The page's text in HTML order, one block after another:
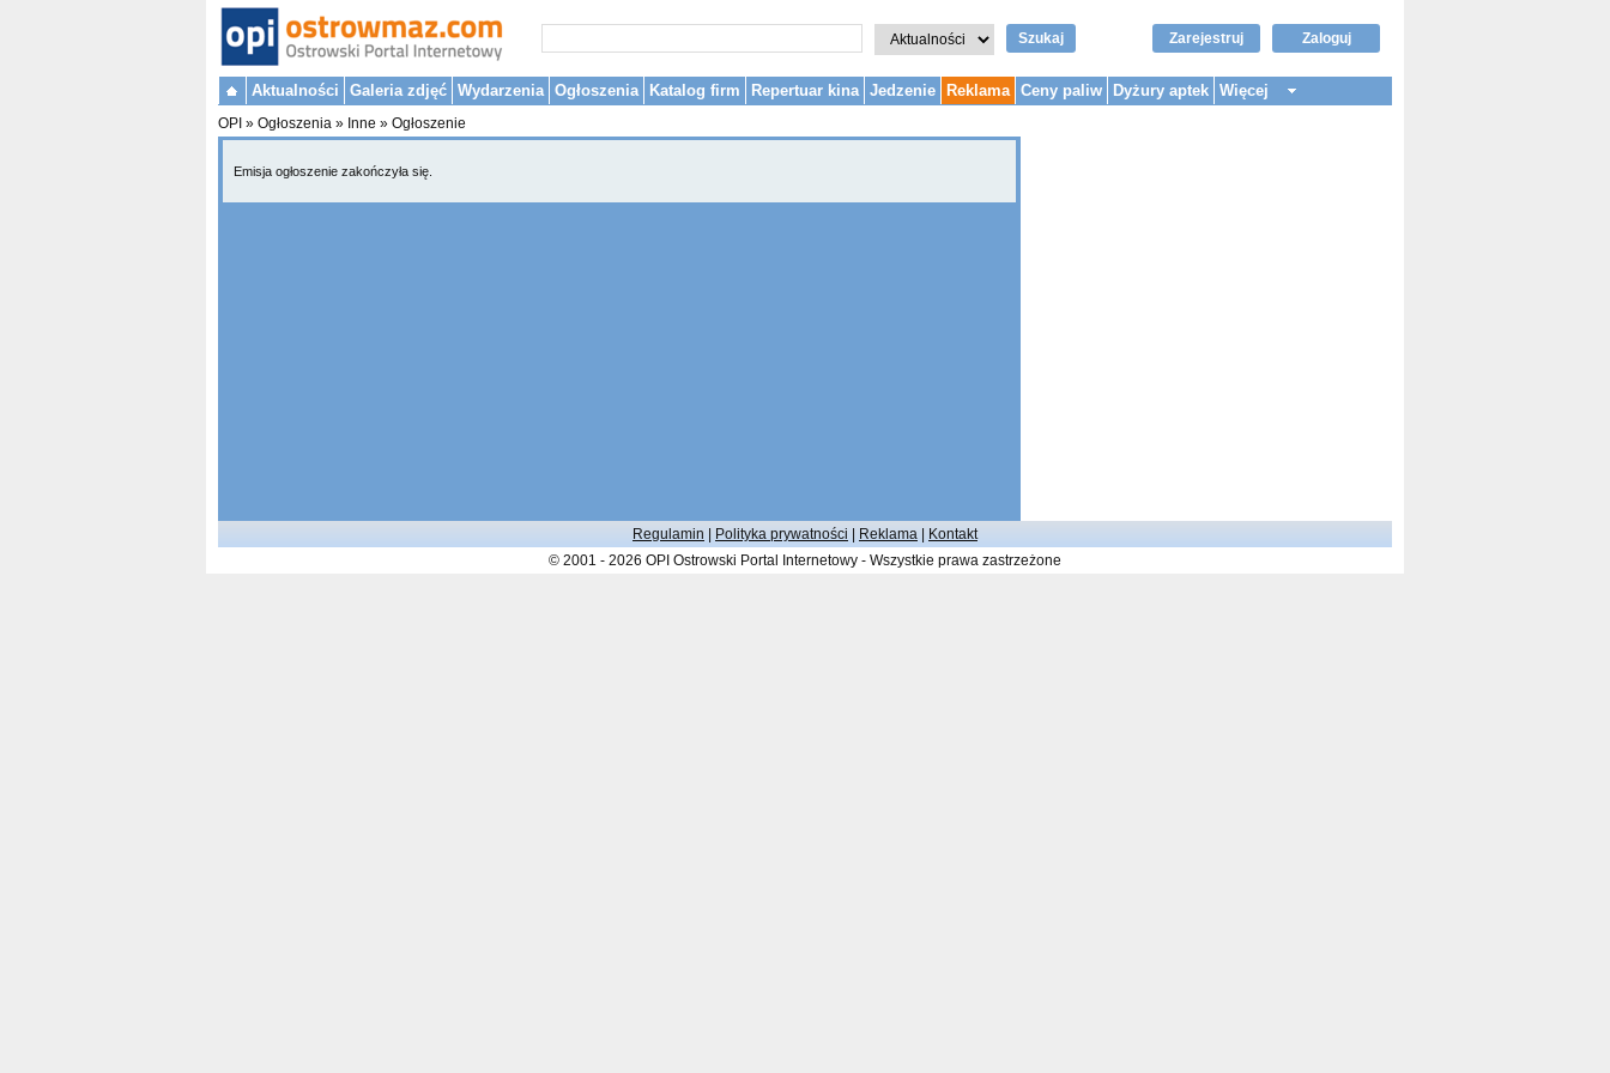
Szukaj Zaloguj
Zarejestruj
Aktualności Galeria zdjęć Wydarzenia Ogłoszenia Katalog firm Repertuar kina Jedzenie Reklama Ceny paliw Dyżury aptek Więcej
OPI » Ogłoszenia » Inne » Ogłoszenie
Emisja ogłoszenie zakończyła się.
Regulamin Polityka prywatności Reklama
Kontakt
© 2001 - 2026 OPI Ostrowski Portal Internetowy - Wszystkie prawa zastrzeżone